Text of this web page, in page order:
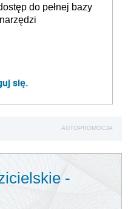
do pełnej bazy
się.
AUTOPROMOCJA
-